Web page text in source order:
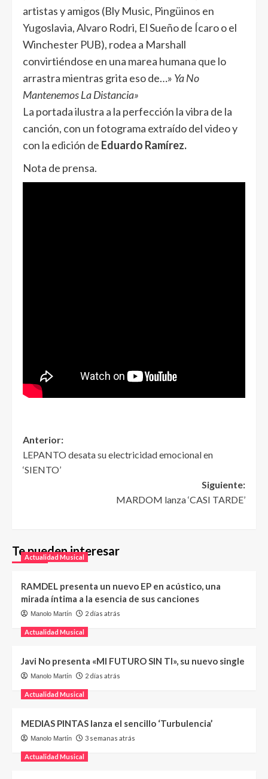
artistas y amigos (Bly Music, Pingüinos en
Yugoslavia, Alvaro Rodri, El Sueño de Ícaro o el
Winchester PUB), rodea a Marshall
convirtiéndose en una marea humana que lo
arrastra mientras grita eso de…» Ya No
Mantenemos La Distancia»
La portada ilustra a la perfección la vibra de la
canción, con un fotograma extraído del video y
con la edición de Eduardo Ramírez.
Nota de prensa.
Anterior:
LEPANTO desata su electricidad emocional en
‘SIENTO’
Siguiente:
MARDOM lanza ‘CASI TARDE’
Te pueden interesar
Actualidad Musical
RAMDEL presenta un nuevo EP en acústico, una
mirada íntima a la esencia de sus canciones
Manolo Martín 2 días atrás
Actualidad Musical
Javi No presenta «MI FUTURO SIN TI», su nuevo single
Manolo Martín 2 días atrás
Actualidad Musical
MEDIAS PINTAS lanza el sencillo ‘Turbulencia’
Manolo Martín 3 semanas atrás
Actualidad Musical